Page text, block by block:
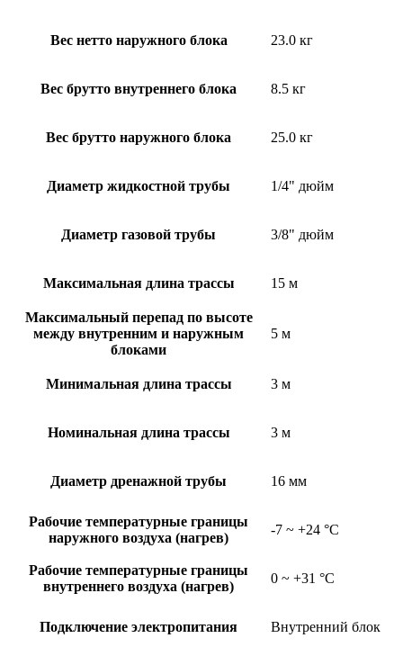
Вес нетто наружного блока 23.0 кг
Вес брутто внутреннего блока 8.5 кг
Вес брутто наружного блока 25.0 кг
Диаметр жидкостной трубы 1/4" дюйм
Диаметр газовой трубы 3/8" дюйм
Максимальная длина трассы 15 м
Максимальный перепад по высоте
между внутренним и наружным
блоками
5 м
Минимальная длина трассы 3 м
Номинальная длина трассы 3 м
Диаметр дренажной трубы 16 мм
Рабочие температурные границы
наружного воздуха (нагрев)
-7 ~ +24 °C
Рабочие температурные границы
внутреннего воздуха (нагрев)
0 ~ +31 °C
Подключение электропитания Внутренний блок